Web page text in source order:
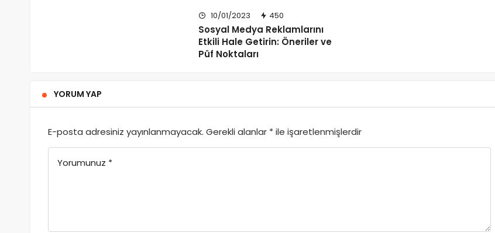
10/01/2023 450
Sosyal Medya Reklamlarını
Etkili Hale Getirin: Öneriler ve
Püf Noktaları
YORUM YAP
E-posta adresiniz yayınlanmayacak. Gerekli alanlar *ile işaretlenmişlerdir
Yorumunuz *